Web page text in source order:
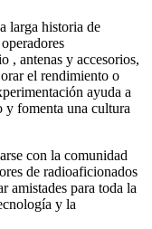
larga historia de
, antenas y accesorios,
el rendimiento o
ayuda a
y fomenta una cultura
con la comunidad
de radioaficionados
amistades para toda la
y la